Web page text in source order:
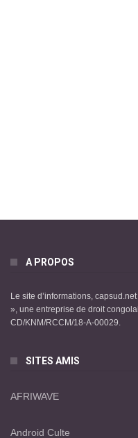
A PROPOS
Le site d’informations,
», une entreprise de droit
CD/KNM/RCCM/18-A-00029.
SITES AMIS
AFRIWAVE
Android Culte